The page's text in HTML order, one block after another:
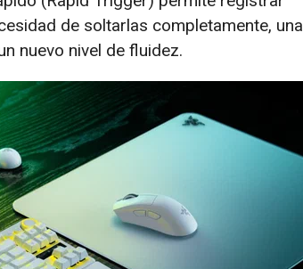
de soltarlas completamente, una
nuevo nivel de fluidez.